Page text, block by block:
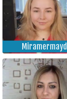
Miramermayd